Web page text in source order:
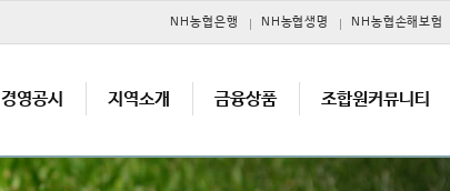
NH농협은행 NH농협생명 NH농협손해보험
경영공시 지역소개 금융상품 조합원커뮤니티